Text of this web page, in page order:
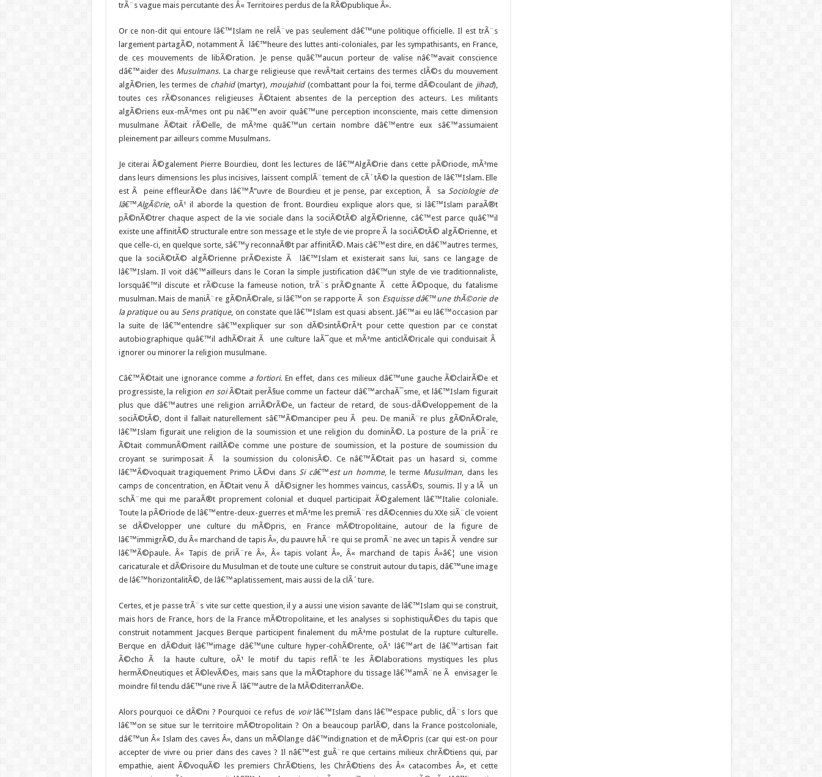
trÃ¨s vague mais percutante des Â« Territoires perdus de la RÃ©publique Â».
Or ce non-dit qui entoure lâ€™Islam ne relÃ¨ve pas seulement dâ€™une politique officielle. Il est trÃ¨s
largement partagÃ©, notamment Ã lâ€™heure des luttes anti-coloniales, par les sympathisants, en France,
de ces mouvements de libÃ©ration. Je pense quâ€™aucun porteur de valise nâ€™avait conscience
dâ€™aider des Musulmans. La charge religieuse que revÃªtait certains des termes clÃ©s du mouvement
algÃ©rien, les termes de chahid(martyr), moujahid(combattant pour la foi, terme dÃ©coulant de jihad),
toutes ces rÃ©sonances religieuses Ã©taient absentes de la perception des acteurs. Les militants
algÃ©riens eux-mÃªmes ont pu nâ€™en avoir quâ€™une perception inconsciente, mais cette dimension
musulmane Ã©tait rÃ©elle, de mÃªme quâ€™un certain nombre dâ€™entre eux sâ€™assumaient
pleinement par ailleurs comme Musulmans.
Je citerai Ã©galement Pierre Bourdieu, dont les lectures de lâ€™AlgÃ©rie dans cette pÃ©riode, mÃªme
dans leurs dimensions les plus incisives, laissent complÃ¨tement de cÃ´tÃ© la question de lâ€™Islam. Elle
est Ã peine effleurÃ©e dans lâ€™Å“uvre de Bourdieu et je pense, par exception, Ã saSociologie de
lâ€™AlgÃ©rie, oÃ¹ il aborde la question de front. Bourdieu explique alors que, si lâ€™Islam paraÃ®t
pÃ©nÃ©trer chaque aspect de la vie sociale dans la sociÃ©tÃ© algÃ©rienne, câ€™est parce quâ€™il
existe une affinitÃ© structurale entre son message et le style de vie propre Ã la sociÃ©tÃ© algÃ©rienne, et
que celle-ci, en quelque sorte, sâ€™y reconnaÃ®t par affinitÃ©. Mais câ€™est dire, en dâ€™autres termes,
que la sociÃ©tÃ© algÃ©rienne prÃ©existe Ã lâ€™Islam et existerait sans lui, sans ce langage de
lâ€™Islam. Il voit dâ€™ailleurs dans le Coran la simple justification dâ€™un style de vie traditionnaliste,
lorsquâ€™il discute et rÃ©cuse la fameuse notion, trÃ¨s prÃ©gnante Ã cette Ã©poque, du fatalisme
musulman. Mais de maniÃ¨re gÃ©nÃ©rale, si lâ€™on se rapporte Ã son Esquisse dâ€™une thÃ©orie de
la pratiqueou au Sens pratique, on constate que lâ€™Islam est quasi absent. Jâ€™ai eu lâ€™occasion par
la suite de lâ€™entendre sâ€™expliquer sur son dÃ©sintÃ©rÃªt pour cette question par ce constat
autobiographique quâ€™il adhÃ©rait Ã une culture laÃ¯que et mÃªme anticlÃ©ricale qui conduisait Ã
ignorer ou minorer la religion musulmane.
Câ€™Ã©tait une ignorance comme a fortiori. En effet, dans ces milieux dâ€™une gauche Ã©clairÃ©e et
progressiste, la religion en soiÃ©tait perÃ§ue comme un facteur dâ€™archaÃ¯sme, et lâ€™Islam figurait
plus que dâ€™autres une religion arriÃ©rÃ©e, un facteur de retard, de sous-dÃ©veloppement de la
sociÃ©tÃ©, dont il fallait naturellement sâ€™Ã©manciper peu Ã peu. De maniÃ¨re plus gÃ©nÃ©rale,
lâ€™Islam figurait une religion de la soumission et une religion du dominÃ©. La posture de la priÃ¨re
Ã©tait communÃ©ment raillÃ©e comme une posture de soumission, et la posture de soumission du
croyant se surimposait Ã la soumission du colonisÃ©. Ce nâ€™Ã©tait pas un hasard si, comme
lâ€™Ã©voquait tragiquement Primo LÃ©vi dansSi câ€™est un homme, le terme Musulman, dans les
camps de concentration, en Ã©tait venu Ã dÃ©signer les hommes vaincus, cassÃ©s, soumis. Il y a lÃ un
schÃ¨me qui me paraÃ®t proprement colonial et duquel participait Ã©galement lâ€™Italie coloniale.
Toute la pÃ©riode de lâ€™entre-deux-guerres et mÃªme les premiÃ¨res dÃ©cennies du XXe siÃ¨cle voient
se dÃ©velopper une culture du mÃ©pris, en France mÃ©tropolitaine, autour de la figure de
lâ€™immigrÃ©, du Â« marchand de tapis Â», du pauvre hÃ¨re qui se promÃ¨ne avec un tapis Ã vendre sur
lâ€™Ã©paule. Â« Tapis de priÃ¨re Â», Â« tapis volant Â», Â« marchand de tapis Â»â€¦ une vision
caricaturale et dÃ©risoire du Musulman et de toute une culture se construit autour du tapis, dâ€™une image
de lâ€™horizontalitÃ©, de lâ€™aplatissement, mais aussi de la clÃ´ture.
Certes, et je passe trÃ¨s vite sur cette question, il y a aussi une vision savante de lâ€™Islam qui se construit,
mais hors de France, hors de la France mÃ©tropolitaine, et les analyses si sophistiquÃ©es du tapis que
construit notamment Jacques Berque participent finalement du mÃªme postulat de la rupture culturelle.
Berque en dÃ©duit lâ€™image dâ€™une culture hyper-cohÃ©rente, oÃ¹ lâ€™art de lâ€™artisan fait
Ã©cho Ã la haute culture, oÃ¹ le motif du tapis reflÃ¨te les Ã©laborations mystiques les plus
hermÃ©neutiques et Ã©levÃ©es, mais sans que la mÃ©taphore du tissage lâ€™amÃ¨ne Ã envisager le
moindre fil tendu dâ€™une rive Ã lâ€™autre de la MÃ©diterranÃ©e.
Alors pourquoi ce dÃ©ni ? Pourquoi ce refus de voirlâ€™Islam dans lâ€™espace public, dÃ¨s lors que
lâ€™on se situe sur le territoire mÃ©tropolitain ? On a beaucoup parlÃ©, dans la France postcoloniale,
dâ€™un Â« Islam des caves Â», dans un mÃ©lange dâ€™indignation et de mÃ©pris (car qui est-on pour
accepter de vivre ou prier dans des caves ? Il nâ€™est guÃ¨re que certains milieux chrÃ©tiens qui, par
empathie, aient Ã©voquÃ© les premiers ChrÃ©tiens, les ChrÃ©tiens des Â« catacombes Â», et cette